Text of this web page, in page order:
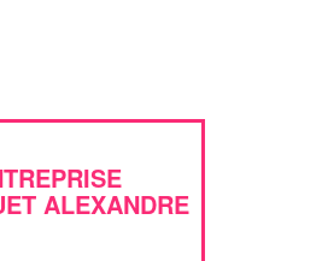
ALEXANDRE